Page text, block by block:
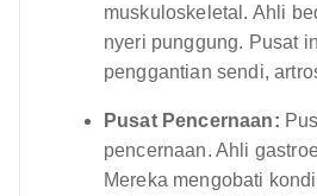
muskuloskeletal. Ahli
nyeri punggung. Pusat
penggantian sendi,
Pusat Pencernaan:
pencernaan. Ahli
Mereka mengobati